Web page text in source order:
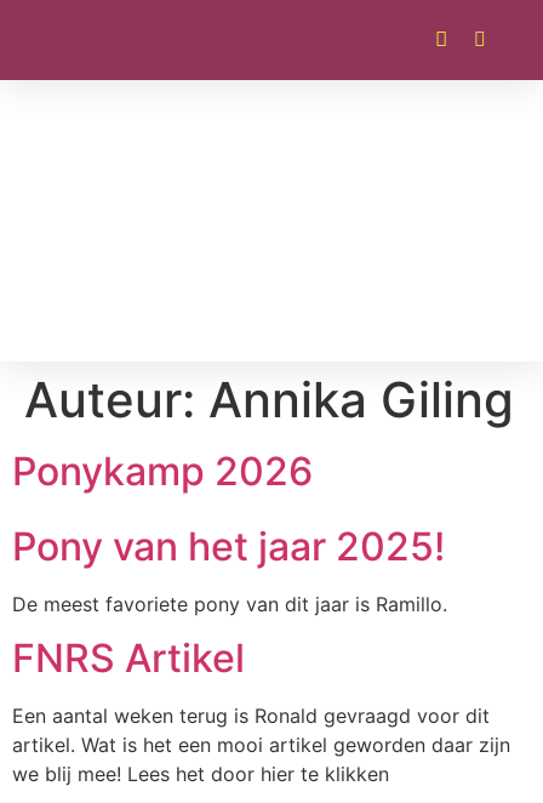
Auteur: Annika Giling
Ponykamp 2026
Pony van het jaar 2025!
De meest favoriete pony van dit jaar is Ramillo.
FNRS Artikel
Een aantal weken terug is Ronald gevraagd voor dit
artikel. Wat is het een mooi artikel geworden daar zijn
we blij mee! Lees het door hier te klikken